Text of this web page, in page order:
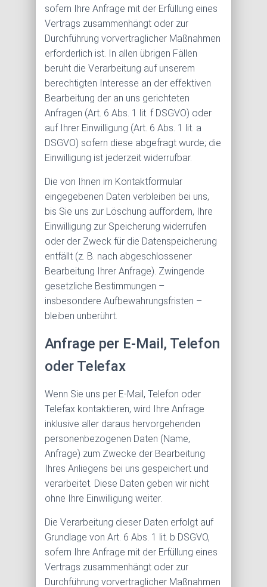
sofern Ihre Anfrage mit der Erfüllung eines
Vertrags zusammenhängt oder zur
Durchführung vorvertraglicher Maßnahmen
erforderlich ist. In allen übrigen Fällen
beruht die Verarbeitung auf unserem
berechtigten Interesse an der effektiven
Bearbeitung der an uns gerichteten
Anfragen (Art. 6 Abs. 1 lit. f DSGVO) oder
auf Ihrer Einwilligung (Art. 6 Abs. 1 lit. a
DSGVO) sofern diese abgefragt wurde; die
Einwilligung ist jederzeit widerrufbar.
Die von Ihnen im Kontaktformular
eingegebenen Daten verbleiben bei uns,
bis Sie uns zur Löschung auffordern, Ihre
Einwilligung zur Speicherung widerrufen
oder der Zweck für die Datenspeicherung
entfällt (z. B. nach abgeschlossener
Bearbeitung Ihrer Anfrage). Zwingende
gesetzliche Bestimmungen –
insbesondere Aufbewahrungsfristen –
bleiben unberührt.
Anfrage per E-Mail, Telefon
oder Telefax
Wenn Sie uns per E-Mail, Telefon oder
Telefax kontaktieren, wird Ihre Anfrage
inklusive aller daraus hervorgehenden
personenbezogenen Daten (Name,
Anfrage) zum Zwecke der Bearbeitung
Ihres Anliegens bei uns gespeichert und
verarbeitet. Diese Daten geben wir nicht
ohne Ihre Einwilligung weiter.
Die Verarbeitung dieser Daten erfolgt auf
Grundlage von Art. 6 Abs. 1 lit. b DSGVO,
sofern Ihre Anfrage mit der Erfüllung eines
Vertrags zusammenhängt oder zur
Durchführung vorvertraglicher Maßnahmen